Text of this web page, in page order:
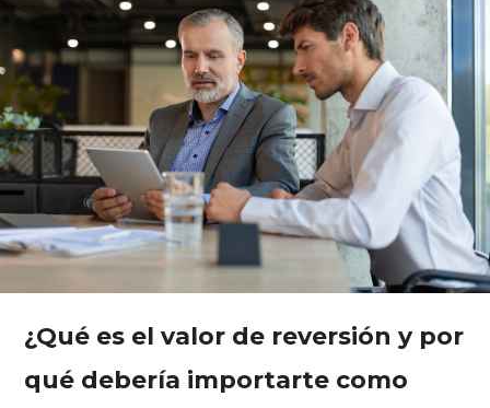
¿Qué es el valor de reversión y por
qué debería importarte como